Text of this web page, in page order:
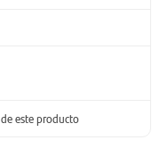
de este producto